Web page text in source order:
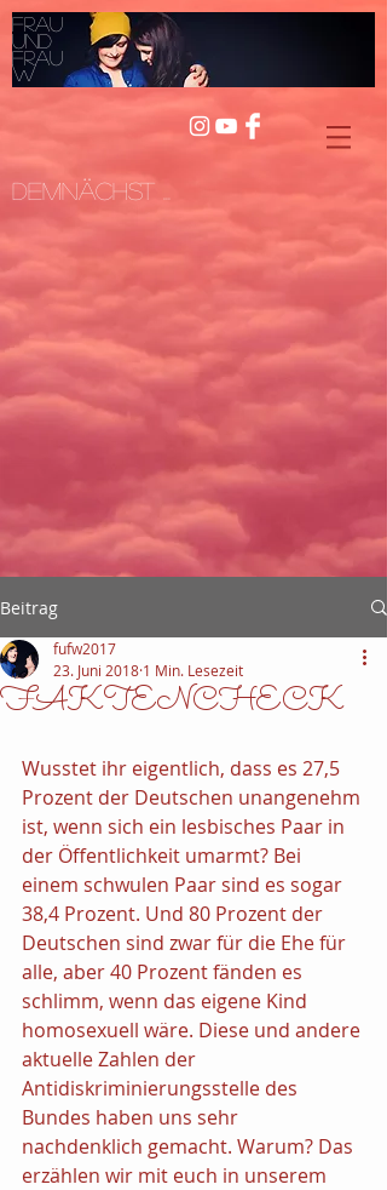
Frau
und
Frau
W
Demnächst ...
Beitrag
FAKTENCHECK
fufw2017
23. Juni 2018 1 Min. Lesezeit
Wusstet ihr eigentlich, dass es 27,5
Prozent der Deutschen unangenehm
ist, wenn sich ein lesbisches Paar in
der Öffentlichkeit umarmt? Bei
einem schwulen Paar sind es sogar
38,4 Prozent. Und 80 Prozent der
Deutschen sind zwar für die Ehe für
alle, aber 40 Prozent fänden es
schlimm, wenn das eigene Kind
homosexuell wäre. Diese und andere
aktuelle Zahlen der
Antidiskriminierungsstelle des
Bundes haben uns sehr
nachdenklich gemacht. Warum? Das
erzählen wir mit euch in unserem